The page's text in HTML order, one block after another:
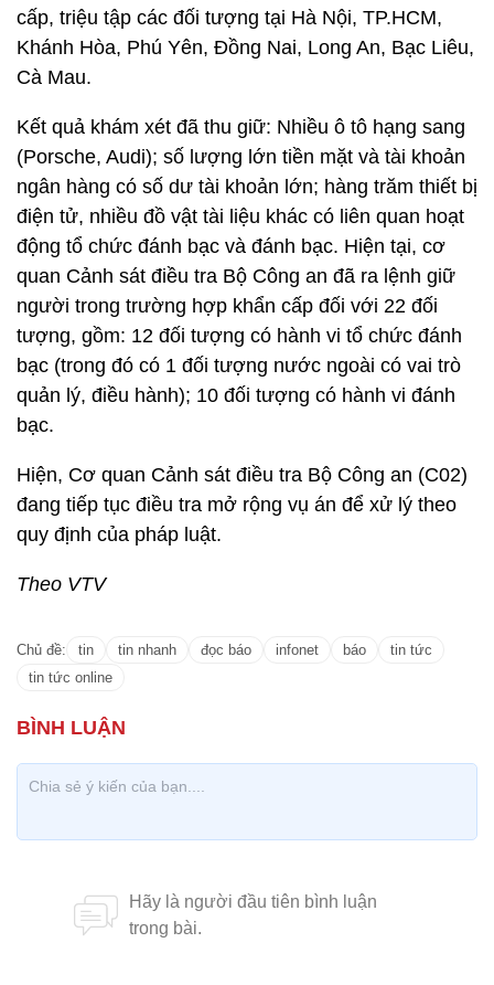
cấp, triệu tập các đối tượng tại Hà Nội, TP.HCM,
Khánh Hòa, Phú Yên, Đồng Nai, Long An, Bạc Liêu,
Cà Mau.
Kết quả khám xét đã thu giữ: Nhiều ô tô hạng sang
(Porsche, Audi); số lượng lớn tiền mặt và tài khoản
ngân hàng có số dư tài khoản lớn; hàng trăm thiết bị
điện tử, nhiều đồ vật tài liệu khác có liên quan hoạt
động tổ chức đánh bạc và đánh bạc. Hiện tại, cơ
quan Cảnh sát điều tra Bộ Công an đã ra lệnh giữ
người trong trường hợp khẩn cấp đối với 22 đối
tượng, gồm: 12 đối tượng có hành vi tổ chức đánh
bạc (trong đó có 1 đối tượng nước ngoài có vai trò
quản lý, điều hành); 10 đối tượng có hành vi đánh
bạc.
Hiện, Cơ quan Cảnh sát điều tra Bộ Công an (C02)
đang tiếp tục điều tra mở rộng vụ án để xử lý theo
quy định của pháp luật.
Theo VTV
Chủ đề: tin tin nhanh đọc báo infonet báo
tin tức
tin tức online